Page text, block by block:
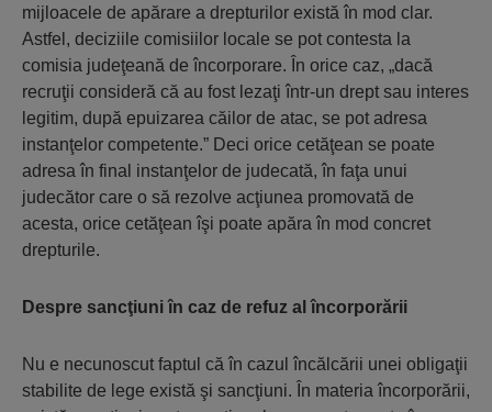
mijloacele de apărare a drepturilor există în mod clar.
Astfel, deciziile comisiilor locale se pot contesta la
comisia judeţeană de încorporare. În orice caz, „dacă
recruţii consideră că au fost lezaţi într-un drept sau interes
legitim, după epuizarea căilor de atac, se pot adresa
instanţelor competente.” Deci orice cetăţean se poate
adresa în final instanţelor de judecată, în faţa unui
judecător care o să rezolve acţiunea promovată de
acesta, orice cetăţean îşi poate apăra în mod concret
drepturile.
Despre sancţiuni în caz de refuz al încorporării
Nu e necunoscut faptul că în cazul încălcării unei obligaţii
stabilite de lege există şi sancţiuni. În materia încorporării,